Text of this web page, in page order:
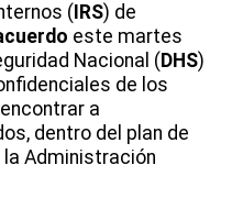
( IRS) de
este martes
Nacional (DHS)
de los
a
dentro del plan de
Administración